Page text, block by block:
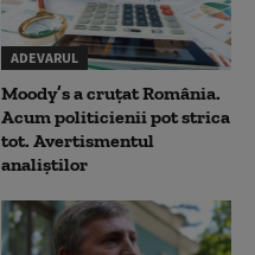
ADEVARUL
Moody’s a cruțat România.
Acum politicienii pot strica
tot. Avertismentul
analiștilor